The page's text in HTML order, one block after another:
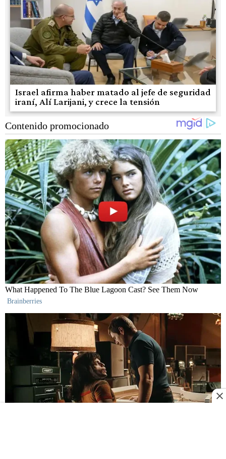
Israel afirma haber matado al jefe de seguridad
iraní, Alí Larijani, y crece la tensión